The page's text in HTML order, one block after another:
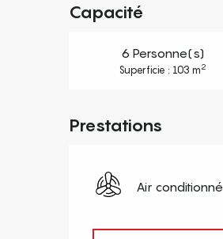
Capacité
6 Personne(s)
Superficie : 103 m2
Prestations
Air conditionné